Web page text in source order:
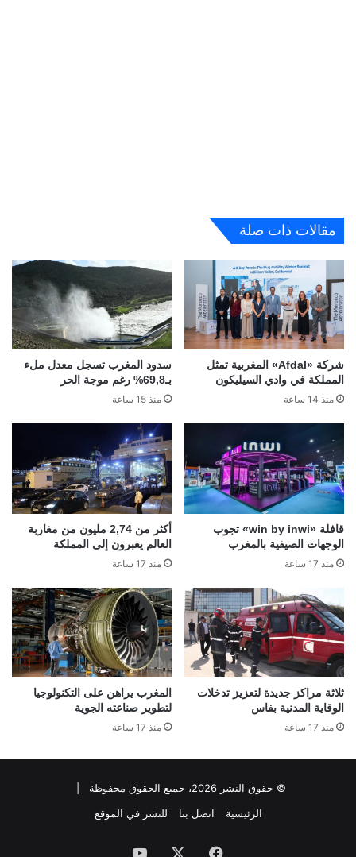
مقالات ذات صلة
شركة «Afdal» المغربية تمثل
المملكة في وادي السيليكون
منذ 14 ساعة
سدود المغرب تسجل معدل ملء
بـ69,8% رغم موجة الحر
منذ 15 ساعة
قافلة «win by inwi» تجوب
الوجهات الصيفية بالمغرب
منذ 17 ساعة
أكثر من 2,74 مليون من مغاربة
العالم يعبرون إلى المملكة
منذ 17 ساعة
ثلاثة مراكز جديدة لتعزيز تدخلات
الوقاية المدنية بفاس
منذ 17 ساعة
المغرب يراهن على التكنولوجيا
لتطوير صناعته الجوية
منذ 17 ساعة
© حقوق النشر 2026، جميع الحقوق محفوظة |
الرئيسية
اتصل بنا للنشر في الموقع
فيسبوك